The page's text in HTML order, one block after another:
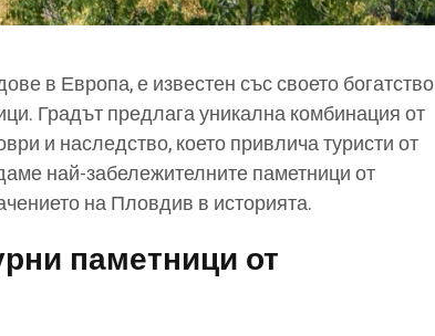
в Европа, е известен със своето богатство
Градът предлага уникална комбинация от
и наследство, което привлича туристи от
най-забележителните паметници от
на Пловдив в историята.
паметници от